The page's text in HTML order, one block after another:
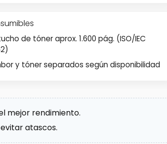
de tóner aprox. 1.600 pág. (ISO/IEC
y tóner separados según disponibilidad
mejor rendimiento.
atascos.